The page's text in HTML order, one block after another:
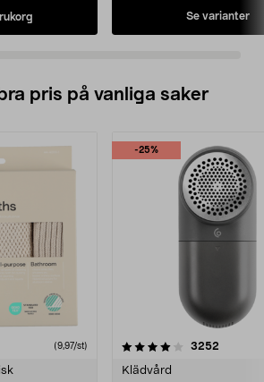
Se varianter
pris på vanliga saker
(9,97/st)
-25%
3252
Klädvård
4.5av 5 stjärnor